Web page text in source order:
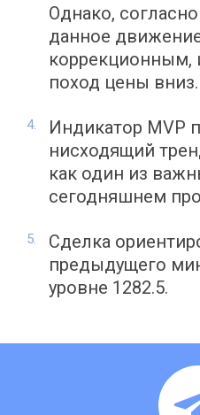
Однако,
данное
поход цены вниз.
Индикатор MVP
нисходящий
как один из
сегодняшнем
Сделка
предыдущего
уровне 1282.5.